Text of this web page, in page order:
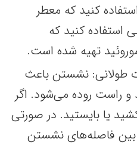
کنید که معطر
استفاده کنید که
تهیه شده است.
طولانی: نشستن باعث
و راست روده می‌شود. اگر
یا بایستید. در صورتی
بین فاصله‌های نشستن